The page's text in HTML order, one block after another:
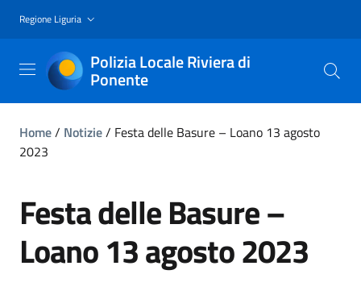
Regione Liguria
Polizia Locale Riviera di
Ponente
Home/ Notizie/ Festa delle Basure – Loano 13 agosto
2023
Festa delle Basure –
Loano 13 agosto 2023